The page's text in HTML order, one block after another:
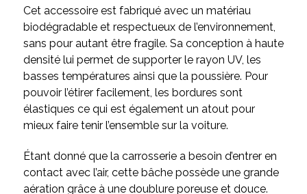
Cet accessoire est fabriqué avec un matériau
biodégradable et respectueux de l’environnement,
sans pour autant être fragile. Sa conception à haute
densité lui permet de supporter le rayon UV, les
basses températures ainsi que la poussière. Pour
pouvoir l’étirer facilement, les bordures sont
élastiques ce qui est également un atout pour
mieux faire tenir l’ensemble sur la voiture.
Étant donné que la carrosserie a besoin d’entrer en
contact avec l’air, cette bâche possède une grande
aération grâce à une doublure poreuse et douce.